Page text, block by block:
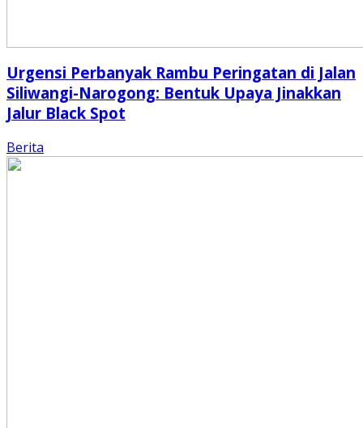
Urgensi Perbanyak Rambu Peringatan di Jalan
Siliwangi-Narogong: Bentuk Upaya Jinakkan
Jalur Black Spot
Berita